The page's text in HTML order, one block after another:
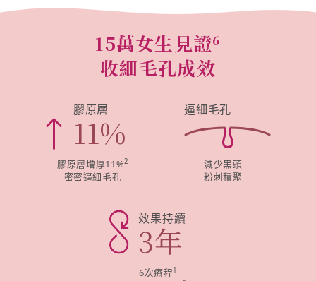
15萬女生見證6
收細毛孔成效
膠原層
11%
膠原層增厚11%2
密密逼細毛孔
逼細毛孔
減少黑頭
粉刺積聚
效果持續
3年
6次療程1